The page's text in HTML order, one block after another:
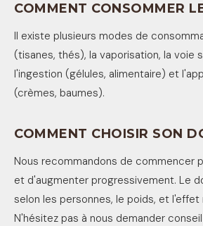
COMMENT CONSOMMER
Il existe plusieurs modes de
(tisanes, thés), la vaporisation, la voie
l'ingestion (gélules, alimentaire) et
(crèmes, baumes).
COMMENT CHOISIR SON
Nous recommandons de commencer
et d'augmenter progressivement. Le
selon les personnes, le poids, et l'effet
N'hésitez pas à nous demander